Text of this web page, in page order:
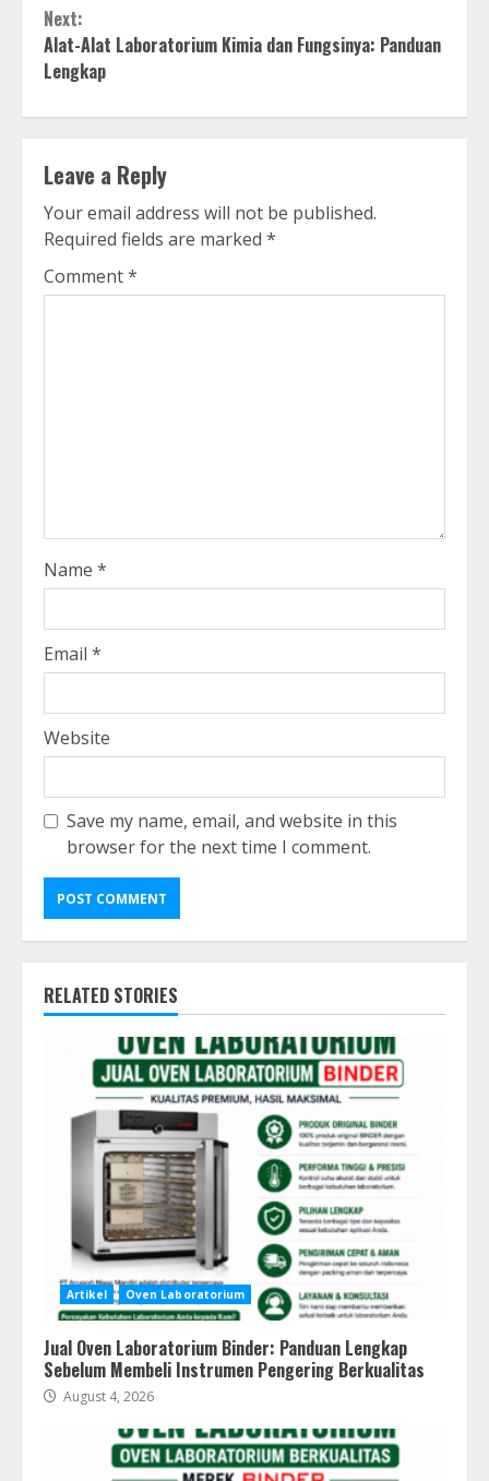
Next:
Alat-Alat Laboratorium Kimia dan Fungsinya: Panduan
Lengkap
Leave a Reply
Your email address will not be published.
Required fields are marked *
Comment*
Name *
Email *
Website
Save my name, email, and website in this
browser for the next time I comment.
RELATED STORIES
Artikel Oven Laboratorium
Jual Oven Laboratorium Binder: Panduan Lengkap
Sebelum Membeli Instrumen Pengering Berkualitas
August 4, 2026